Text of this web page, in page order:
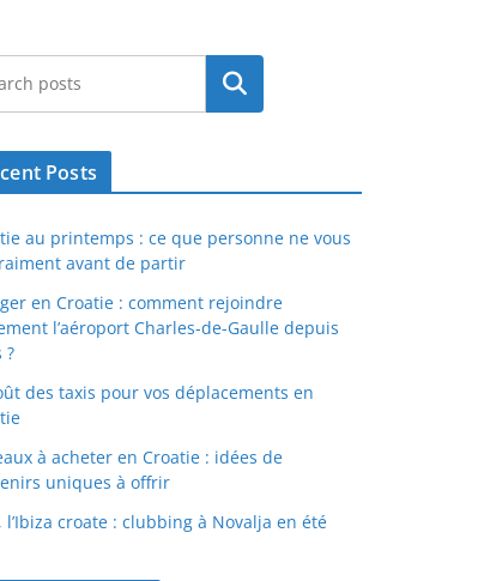
Rechercher
Posts
au printemps : ce que personne ne vous
avant de partir
en Croatie : comment rejoindre
l’aéroport Charles-de-Gaulle depuis
?
des taxis pour vos déplacements en
à acheter en Croatie : idées de
uniques à offrir
l’Ibiza croate : clubbing à Novalja en été